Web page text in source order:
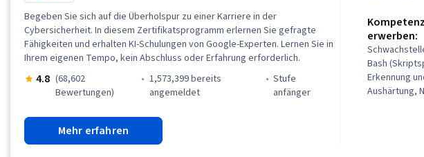
Datenbank-
Relationale
Berechtigung
Begeben Sie sich auf die Überholspur zu einer Karriere in der
Cybersicherheit. In diesem Zertifikatsprogramm erlernen Sie gefragte
Fähigkeiten und erhalten KI-Schulungen von Google-Experten. Lernen Sie in
Ihrem eigenen Tempo, kein Abschluss oder Erfahrung erforderlich.
4.8 (68,602
Bewertungen)
1,573,399 bereits
angemeldet
stufe
anfänger
Mehr erfahren
erwerben:
Bash
Erkennung
Aushärtung,